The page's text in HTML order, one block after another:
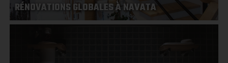
RÉNOVATIONS GLOBALES À NAVATA